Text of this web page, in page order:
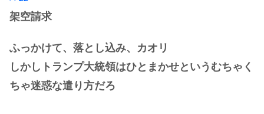
架空請求
ふっかけて、落とし込み、カオリ
しかしトランプ大統領はひとまかせというむちゃく
ちゃ迷惑な遣り方だろ